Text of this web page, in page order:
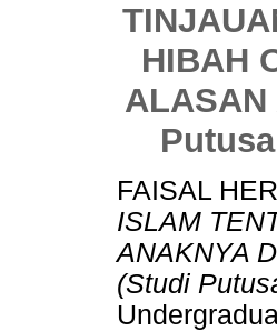
HIBAH
ALASAN
FAISAL
ISLAM
ANAKNYA
(Studi